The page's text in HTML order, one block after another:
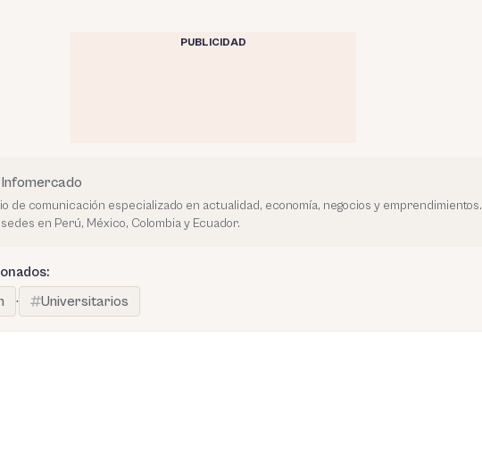
PUBLICIDAD
Infomercado
de comunicación especializado en actualidad, economía, negocios y emprendimientos.
en Perú, México, Colombia y Ecuador.
· Universitarios